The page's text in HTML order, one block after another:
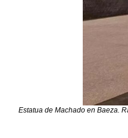
Estatua de Machado en Baeza.